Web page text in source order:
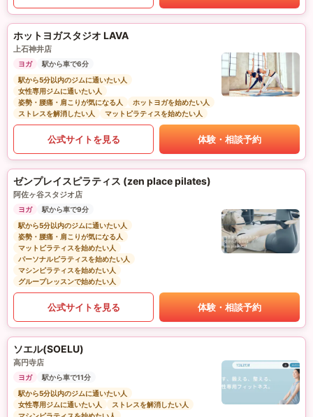
ホットヨガスタジオ LAVA
上石神井店
ヨガ
駅から車で6分
駅から5分以内のジムに通いたい人
女性専用ジムに通いたい人
姿勢・腰痛・肩こりが気になる人
ホットヨガを始めたい人
ストレスを解消したい人
マットピラティスを始めたい人
公式サイトを見る 体験・相談予約
ゼンプレイスピラティス (zen place pilates)
阿佐ヶ谷スタジオ店
ヨガ
駅から車で9分
駅から5分以内のジムに通いたい人
姿勢・腰痛・肩こりが気になる人
マットピラティスを始めたい人
パーソナルピラティスを始めたい人
マシンピラティスを始めたい人
グループレッスンで始めたい人
公式サイトを見る 体験・相談予約
ソエル(SOELU)
高円寺店
ヨガ
駅から車で11分
駅から5分以内のジムに通いたい人
女性専用ジムに通いたい人
ストレスを解消したい人